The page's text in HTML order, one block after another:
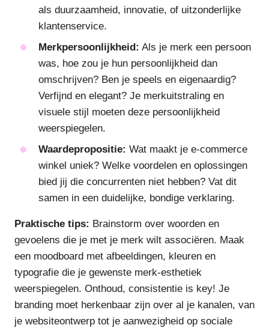
als duurzaamheid, innovatie, of uitzonderlijke
klantenservice.
Merkpersoonlijkheid: Als je merk een persoon
was, hoe zou je hun persoonlijkheid dan
omschrijven? Ben je speels en eigenaardig?
Verfijnd en elegant? Je merkuitstraling en
visuele stijl moeten deze persoonlijkheid
weerspiegelen.
Waardepropositie: Wat maakt je e-commerce
winkel uniek? Welke voordelen en oplossingen
bied jij die concurrenten niet hebben? Vat dit
samen in een duidelijke, bondige verklaring.
Praktische tips: Brainstorm over woorden en
gevoelens die je met je merk wilt associëren. Maak
een moodboard met afbeeldingen, kleuren en
typografie die je gewenste merk-esthetiek
weerspiegelen. Onthoud, consistentie is key! Je
branding moet herkenbaar zijn over al je kanalen, van
je websiteontwerp tot je aanwezigheid op sociale